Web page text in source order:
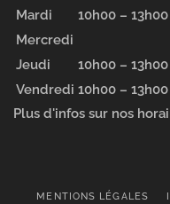
Mardi
10h00 –
Mercredi
Jeudi
10h00 –
Vendredi 10h00 – 13h00
Plus d'infos sur nos
MENTIONS LÉGALES